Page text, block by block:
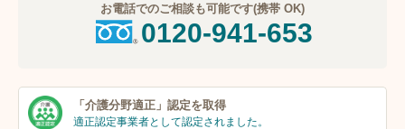
お電話でのご相談も可能です(携帯 OK)
0120-941-653
「介護分野適正」 認定を取得
適正認定事業者として認定されました。